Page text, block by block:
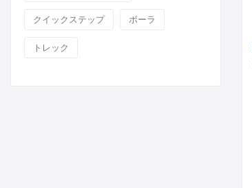
クイックステップ ボーラ
トレック